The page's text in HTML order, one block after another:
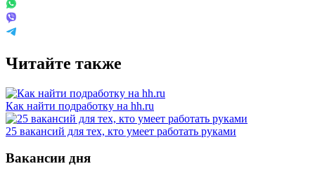
Читайте также
Как найти подработку на hh.ru
25 вакансий для тех, кто умеет работать руками
Вакансии дня